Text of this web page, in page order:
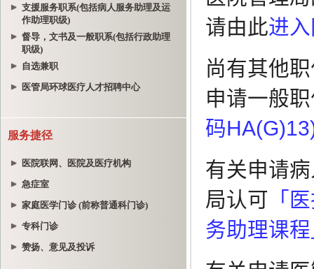
支援服务职系(包括病人服务助理及运
作助理职级)
督导，文书及一般职系(包括行政助理
职级)
自选兼职
医管局环球医疗人才招聘中心
服务捷径
医院联网、医院及医疗机构
急症室
家庭医学门诊 (前称普通科门诊)
专科门诊
赞扬、意见及投诉